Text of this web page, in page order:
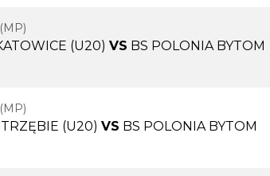
(U20) VS BS POLONIA BYTOM
(U20) VS BS POLONIA BYTOM